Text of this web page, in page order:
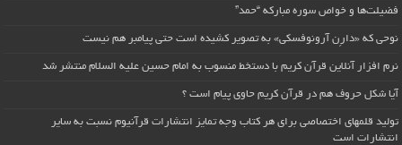
فضیلت‌ها و خواص سوره مبارکه “حمد”
نوحی که «دارِن آرونوفسکی» به تصویر کشیده است حتی پیامبر هم نیست
نرم افزار آنلاین قرآن کریم با دستخط منسوب به امام حسین علیه السلام منتشر شد
آیا شکل حروف هم در قرآن کریم حاوی پیام است ؟
تولید قلمهای اختصاصی برای هر کتاب وجه تمایز انتشارات قرآنیوم نسبت به سایر
انتشارات است